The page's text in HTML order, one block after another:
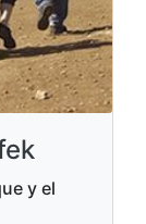
y el